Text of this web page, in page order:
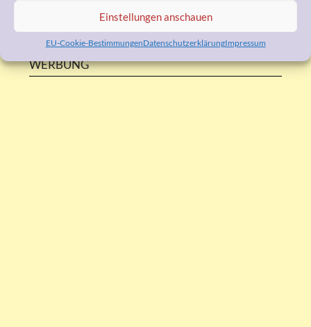
Einstellungen anschauen
EU-Cookie-BestimmungenDatenschutzerklärungImpressum
WERBUNG